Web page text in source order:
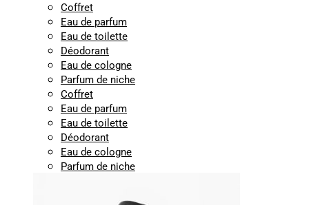
Coffret
Eau de parfum
Eau de toilette
Déodorant
Eau de cologne
Parfum de niche
Coffret
Eau de parfum
Eau de toilette
Déodorant
Eau de cologne
Parfum de niche